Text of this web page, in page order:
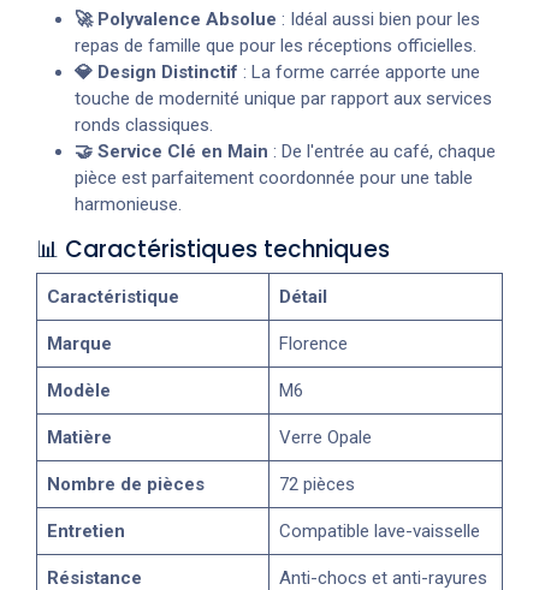
🚀 Polyvalence Absolue : Idéal aussi bien pour les
repas de famille que pour les réceptions officielles.
💎 Design Distinctif : La forme carrée apporte une
touche de modernité unique par rapport aux services
ronds classiques.
🤝 Service Clé en Main : De l'entrée au café, chaque
pièce est parfaitement coordonnée pour une table
harmonieuse.
📊 Caractéristiques techniques
Caractéristique Détail
Marque Florence
Modèle M6
Matière Verre Opale
Nombre de pièces 72 pièces
Entretien Compatible lave-vaisselle
Résistance Anti-chocs et anti-rayures